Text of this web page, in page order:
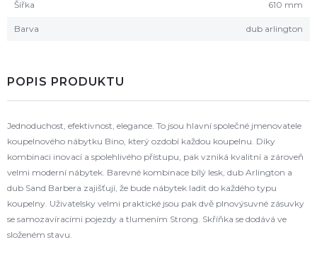
Šířka 610 mm
Barva dub arlington
POPIS PRODUKTU
Jednoduchost, efektivnost, elegance. To jsou hlavní společné jmenovatele
koupelnového nábytku Bino, který ozdobí každou koupelnu. Díky
kombinaci inovací a spolehlivého přístupu, pak vzniká kvalitní a zároveň
velmi moderní nábytek. Barevné kombinace bílý lesk, dub Arlington a
dub Sand Barbera zajišťují, že bude nábytek ladit do každého typu
koupelny. Uživatelsky velmi praktické jsou pak dvě plnovýsuvné zásuvky
se samozavíracími pojezdy a tlumením Strong. Skříňka se dodává ve
složeném stavu.